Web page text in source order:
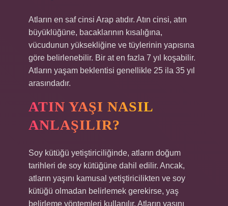
Atların en saf cinsi Arap atıdır. Atın cinsi, atın
büyüklüğüne, bacaklarının kısalığına,
vücudunun yüksekliğine ve tüylerinin yapısına
göre belirlenebilir. Bir at en fazla 7 yıl koşabilir.
Atların yaşam beklentisi genellikle 25 ila 35 yıl
arasındadır.
ATIN YAŞI NASIL
ANLAŞILIR?
Soy kütüğü yetiştiriciliğinde, atların doğum
tarihleri ​​de soy kütüğüne dahil edilir. Ancak,
atların yaşını kamusal yetiştiricilikten ve soy
kütüğü olmadan belirlemek gerekirse, yaş
belirleme yöntemleri kullanılır. Atların yaşını